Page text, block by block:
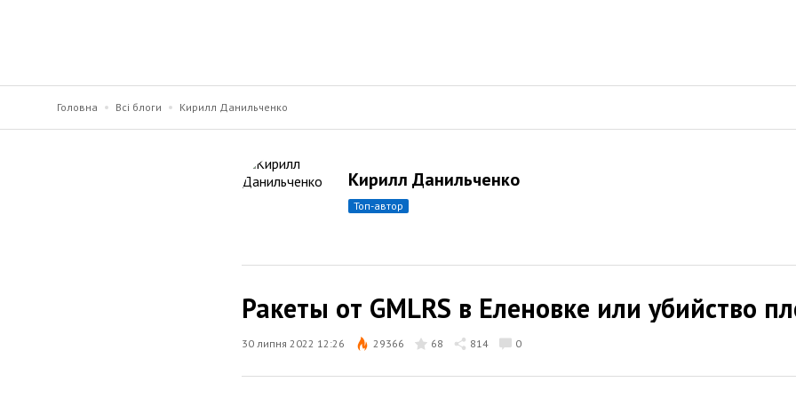
Головна Всі блоги Кирилл Данильченко
Кирилл Данильченко
топ-автор
Ракеты от GMLRS в Еленовке или убийство
30 липня 2022 12:26 29366 68 814 0